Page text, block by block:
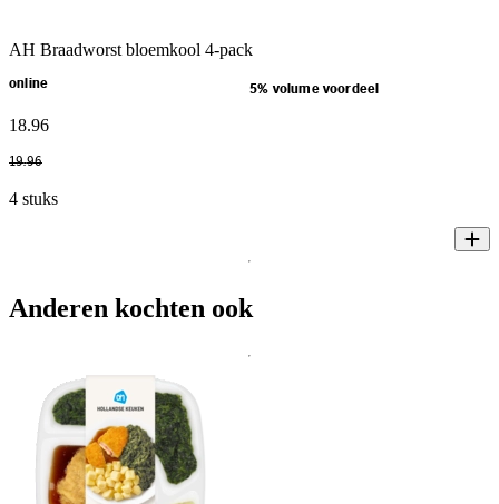
AH Braadworst bloemkool 4-pack
online 5% volume voordeel
18.96
19.96
4 stuks
Anderen kochten ook